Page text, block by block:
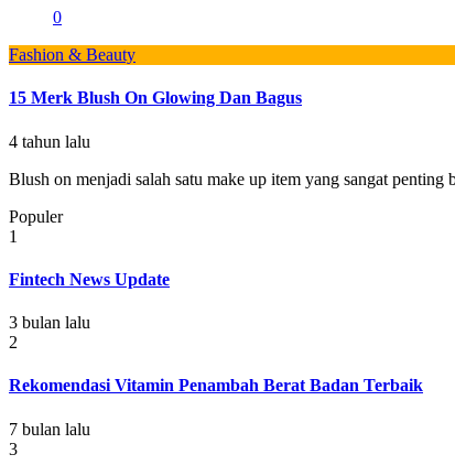
0
Fashion & Beauty
15 Merk Blush On Glowing Dan Bagus
4 tahun lalu
Blush on menjadi salah satu make up item yang sangat
Populer
1
Fintech News Update
3 bulan lalu
2
Rekomendasi Vitamin Penambah Berat Badan Terbaik
7 bulan lalu
3